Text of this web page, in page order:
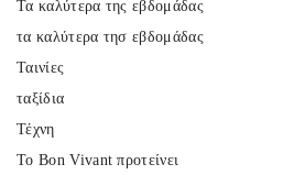
Τα καλύτερα της εβδομάδας
τα καλύτερα τησ εβδομάδας
Ταινίες
ταξίδια
Τέχνη
Το Bon Vivant προτείνει